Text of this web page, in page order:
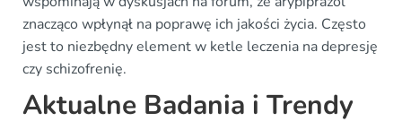
znacząco wpłynął na poprawę ich jakości życia. Często
jest to niezbędny element w ketle leczenia na depresję
czy schizofrenię.
Aktualne Badania i Trendy